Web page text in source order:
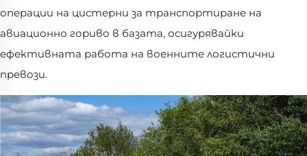
операции на цистерни за транспортиране на
авиационно гориво в базата, осигурявайки
ефективната работа на военните логистични
превози.